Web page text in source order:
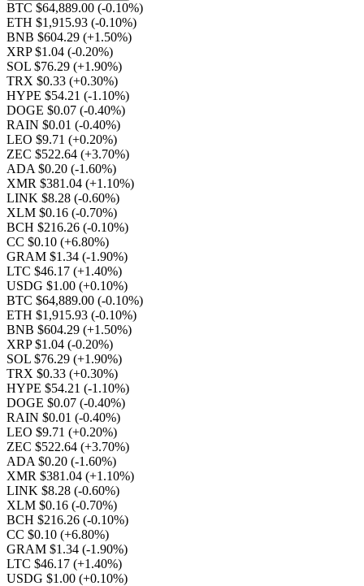
BTC $64,889.00 (-0.10%)
ETH $1,915.93 (-0.10%)
BNB $604.29 (+1.50%)
XRP $1.04 (-0.20%)
SOL $76.29 (+1.90%)
TRX $0.33 (+0.30%)
HYPE $54.21 (-1.10%)
DOGE $0.07 (-0.40%)
RAIN $0.01 (-0.40%)
LEO $9.71 (+0.20%)
ZEC $522.64 (+3.70%)
ADA $0.20 (-1.60%)
XMR $381.04 (+1.10%)
LINK $8.28 (-0.60%)
XLM $0.16 (-0.70%)
BCH $216.26 (-0.10%)
CC $0.10 (+6.80%)
GRAM $1.34 (-1.90%)
LTC $46.17 (+1.40%)
USDG $1.00 (+0.10%)
BTC $64,889.00 (-0.10%)
ETH $1,915.93 (-0.10%)
BNB $604.29 (+1.50%)
XRP $1.04 (-0.20%)
SOL $76.29 (+1.90%)
TRX $0.33 (+0.30%)
HYPE $54.21 (-1.10%)
DOGE $0.07 (-0.40%)
RAIN $0.01 (-0.40%)
LEO $9.71 (+0.20%)
ZEC $522.64 (+3.70%)
ADA $0.20 (-1.60%)
XMR $381.04 (+1.10%)
LINK $8.28 (-0.60%)
XLM $0.16 (-0.70%)
BCH $216.26 (-0.10%)
CC $0.10 (+6.80%)
GRAM $1.34 (-1.90%)
LTC $46.17 (+1.40%)
USDG $1.00 (+0.10%)